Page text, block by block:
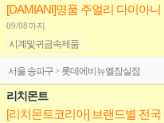
09/08까지
시계및귀금속제품
서울 송파구 > 롯데에비뉴엘잠실점
리치몬트